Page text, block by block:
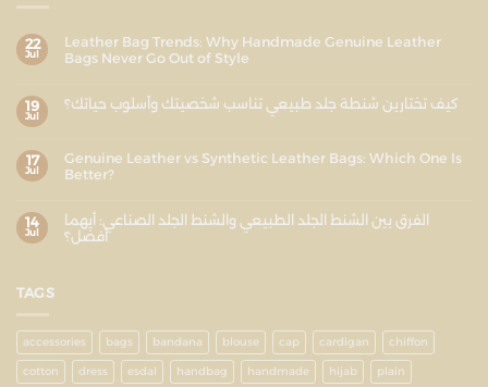
22
Jul
Leather Bag Trends: Why Handmade Genuine Leather
Bags Never Go Out of Style
19
Jul
كيف تختارين شنطة جلد طبيعي تناسب شخصيتك وأسلوب حياتك؟
17
Jul
Genuine Leather vs Synthetic Leather Bags: Which One Is
Better?
14
Jul
الفرق بين الشنط الجلد الطبيعي والشنط الجلد الصناعي: أيهما
أفضل؟
TAGS
accessories bags bandana blouse cap cardigan chiffon
cotton dress esdal handbag handmade hijab plain